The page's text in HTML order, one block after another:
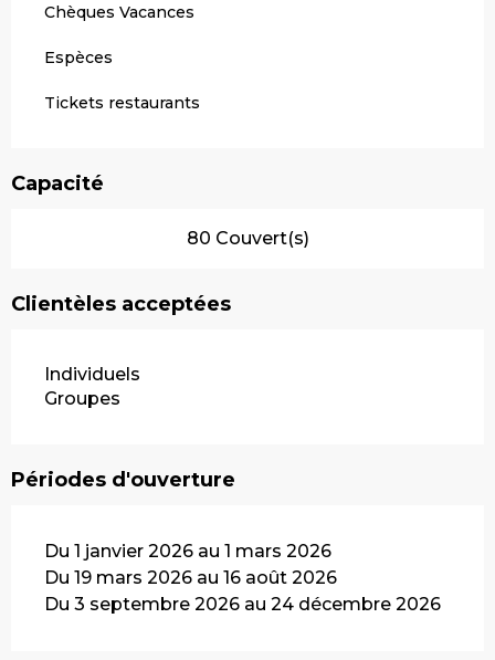
Chèques Vacances
Espèces
Tickets restaurants
Capacité
80 Couvert(s)
Clientèles acceptées
Individuels
Groupes
Périodes d'ouverture
Du 1 janvier 2026 au 1 mars 2026
Du 19 mars 2026 au 16 août 2026
Du 3 septembre 2026 au 24 décembre 2026